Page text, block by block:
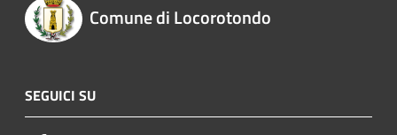
Comune di Locorotondo
SEGUICI SU